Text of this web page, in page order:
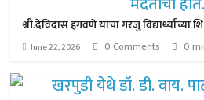
श्री.देविदास हगवणे यांचा गरजु विद्यार्थ्यांच्या
June 22, 2026 0 Comments 0